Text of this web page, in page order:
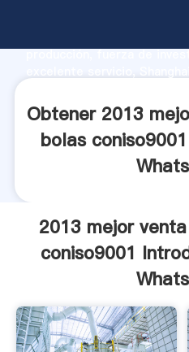
producción, fuerza de
aporta valores a todos los
Obtener 2013
bolas
2013 mejor
coniso9001